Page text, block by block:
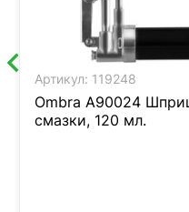
Артикул: 119248
Ombra A90024
смазки, 120 мл.